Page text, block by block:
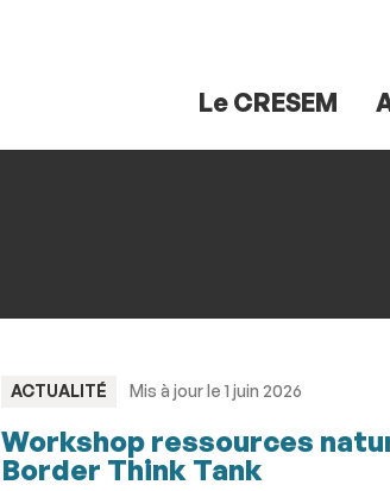
Le CRESEM
TYPE
ACTUALITÉ Mis à jour le 1 juin 2026
Workshop ressources
Border Think Tank